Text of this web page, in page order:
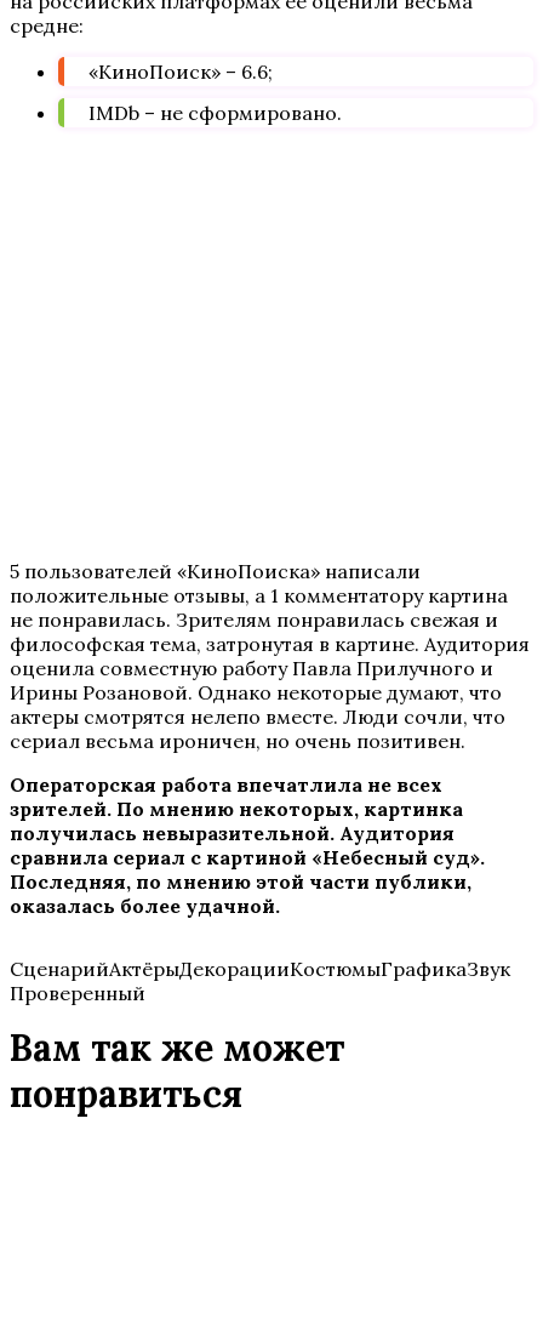
средне:
«КиноПоиск» – 6.6;
IMDb – не сформировано.
5 пользователей «КиноПоиска» написали
положительные отзывы, а 1 комментатору картина
не понравилась. Зрителям понравилась свежая и
философская тема, затронутая в картине. Аудитория
оценила совместную работу Павла Прилучного и
Ирины Розановой. Однако некоторые думают, что
актеры смотрятся нелепо вместе. Люди сочли, что
сериал весьма ироничен, но очень позитивен.
Операторская работа впечатлила не всех
зрителей. По мнению некоторых, картинка
получилась невыразительной. Аудитория
сравнила сериал с картиной «Небесный суд».
Последняя, по мнению этой части публики,
оказалась более удачной.
СценарийАктёрыДекорацииКостюмыГрафикаЗвук
Проверенный
Вам так же может
понравиться